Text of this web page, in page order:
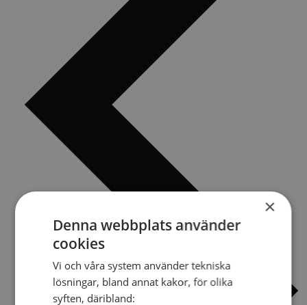
×
Denna webbplats använder
cookies
Vi och våra system använder tekniska
lösningar, bland annat kakor, för olika
syften, däribland: